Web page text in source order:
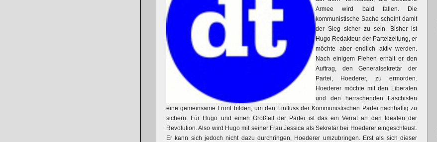
Armee wird bald fallen. Die
kommunistische Sache scheint damit
der Sieg sicher zu sein. Bisher ist
Hugo Redakteur der Parteizeitung, er
möchte aber endlich aktiv werden.
Nach einigem Flehen erhält er den
Auftrag, den Generalsekretär der
Partei, Hoederer, zu ermorden.
Hoederer möchte mit den Liberalen
und den herrschenden Faschisten
eine gemeinsame Front bilden, um den Einfluss der Kommunistischen Partei nachhaltig zu
sichern. Für Hugo und einen Großteil der Partei ist das ein Verrat an den Idealen der
Revolution. Also wird Hugo mit seiner Frau Jessica als Sekretär bei Hoederer eingeschleust.
Er kann sich jedoch nicht dazu durchringen, Hoederer umzubringen. Erst als sich dieser